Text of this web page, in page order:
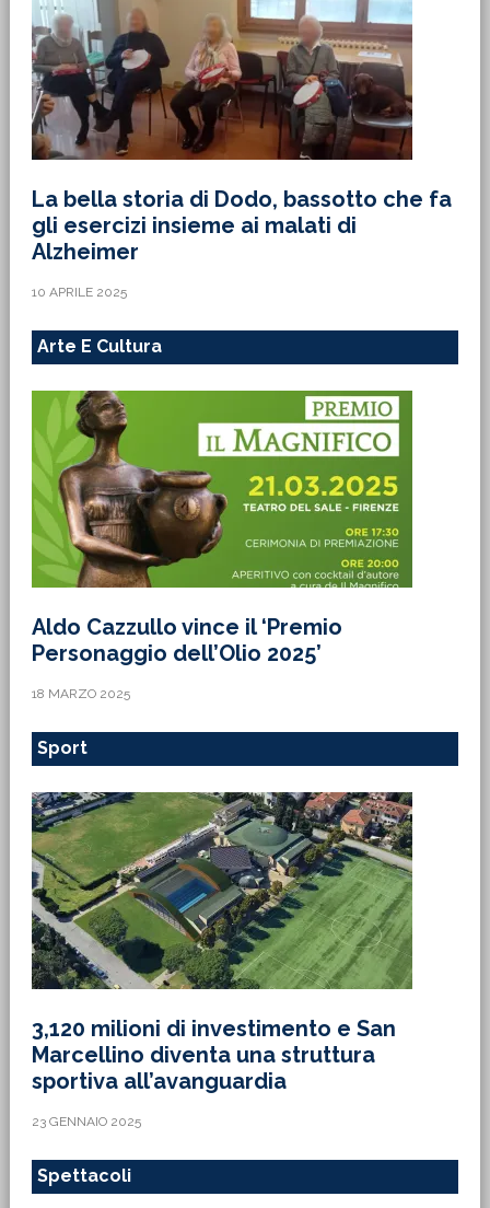
La bella storia di Dodo, bassotto che fa
gli esercizi insieme ai malati di
Alzheimer
10 APRILE 2025
Arte E Cultura
Aldo Cazzullo vince il ‘Premio
Personaggio dell’Olio 2025’
18 MARZO 2025
Sport
3,120 milioni di investimento e San
Marcellino diventa una struttura
sportiva all’avanguardia
23 GENNAIO 2025
Spettacoli